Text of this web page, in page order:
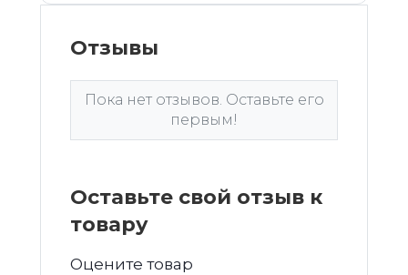
Отзывы
Пока нет отзывов. Оставьте его
первым!
Оставьте свой отзыв к
товару
Оцените товар